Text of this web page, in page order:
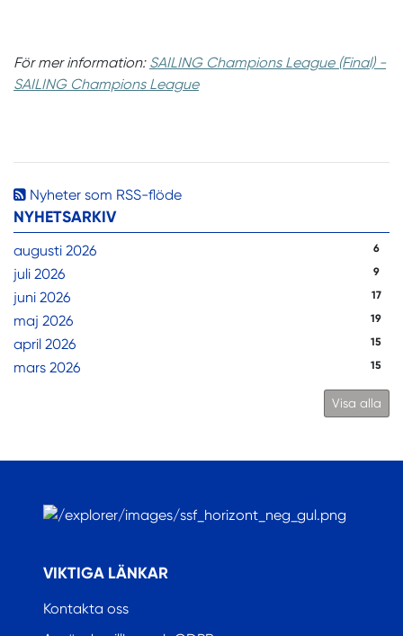
Nyheter som RSS-flöde
NYHETSARKIV
augusti 2026 6
juli 2026 9
juni 2026 17
maj 2026 19
april 2026 15
mars 2026 15
Visa alla
För mer information: SAILING Champions League (Final) -
SAILING Champions League
VIKTIGA LÄNKAR
Kontakta oss